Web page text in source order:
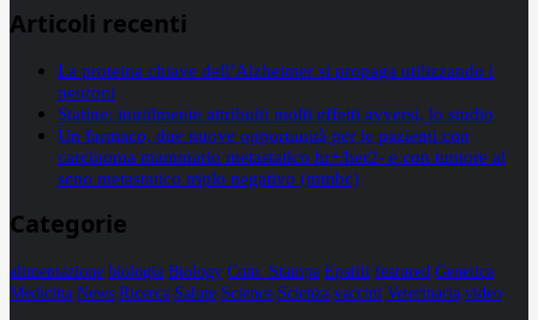
Articoli recenti
La proteina chiave dell’Alzheimer si propaga utilizzando i
neuroni
Statine: inutilmente attribuiti molti effetti avversi, lo studio
Un farmaco, due nuove opportunità per le pazienti con
carcinoma mammario metastatico hr+/her2- e con tumore al
seno metastatico triplo negativo (mtnbc)
Categorie
alimentazione biologia Biology Com. Stampa Epatiti featured Genetica
Medicina News Ricerca Salute Science Scienza vaccini Veterinaria video